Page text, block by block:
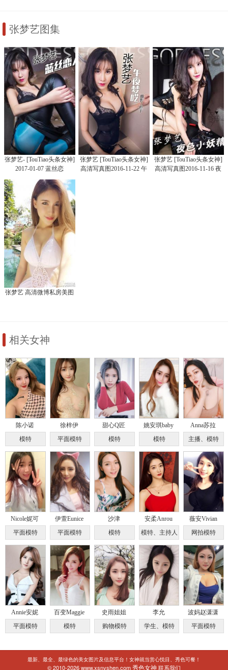
张梦艺图集
张梦艺- [TouTiao头条女神]
2017-01-07 蓝丝恋
张梦艺 [TouTiao头条女神]
高清写真图2016-11-22 午
张梦艺 [TouTiao头条女神]
高清写真图2016-11-16 夜
张梦艺 高清微博私房美图
相关女神
陈小诺
模特
徐梓伊
平面模特
甜心Q匠
模特
姚安琪baby
模特
Anna苏拉
主播、模特
Nicole妮可
平面模特
伊萱Eunice
平面模特
沙津
模特
安柔Anrou
模特、主持人
薇安Vivian
网拍模特
Annie安妮
平面模特
百变Maggie
模特
史雨姐姐
购物模特
李允
学生、模特
波妈赵潇潇
平面模特
最新、最全、最绿色的美女图片及信息平台！女神就当赏心悦目、秀色可餐！
© 2010-2026 www.xsnvshen.com秀色女神联系我们